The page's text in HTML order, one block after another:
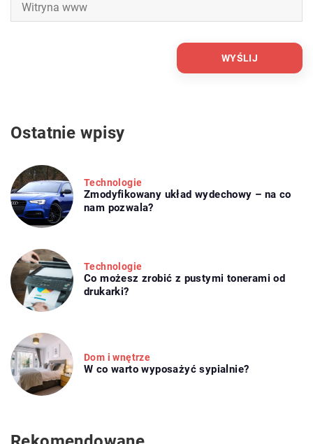
Ostatnie wpisy
Technologie
Zmodyfikowany układ wydechowy – na co
nam pozwala?
Technologie
Co możesz zrobić z pustymi tonerami od
drukarki?
Dom i wnętrze
W co warto wyposażyć sypialnie?